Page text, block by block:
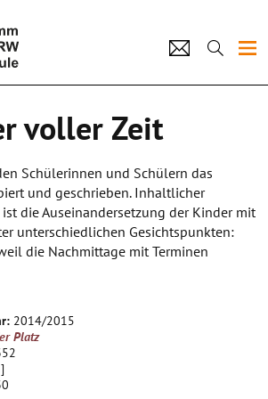
voller Zeit
Schülerinnen und Schülern das
und geschrieben. Inhaltlicher
die Auseinandersetzung der Kinder mit
unterschiedlichen Gesichtspunkten:
die Nachmittage mit Terminen
Zuwendung bekommen
von früher
mit Zeit in unterschiedlichen
2014/2015
Platz